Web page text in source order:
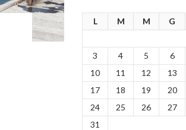
L M M G
3
4 5 6
10
11 12 13
17
18 19 20
24
25 26 27
31